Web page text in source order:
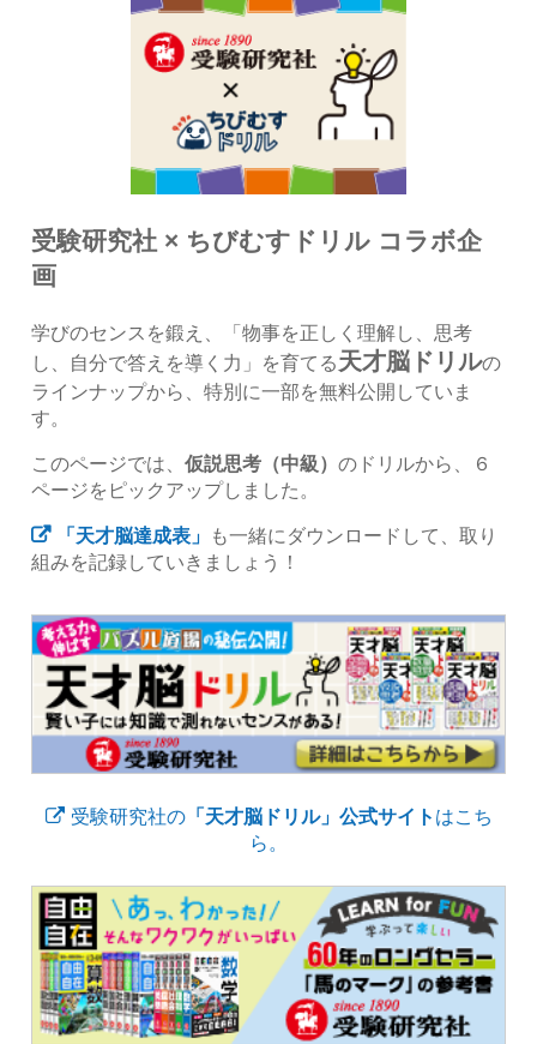
受験研究社 × ちびむすドリル コラボ企
画
学びのセンスを鍛え、「物事を正しく理解し、思考
し、自分で答えを導く力」を育てる天才脳ドリルの
ラインナップから、特別に一部を無料公開していま
す。
このページでは、仮説思考（中級）のドリルから、６
ページをピックアップしました。
「天才脳達成表」
も一緒にダウンロードして、取り
組みを記録していきましょう！
受験研究社の「天才脳ドリル」公式サイト はこち
ら。